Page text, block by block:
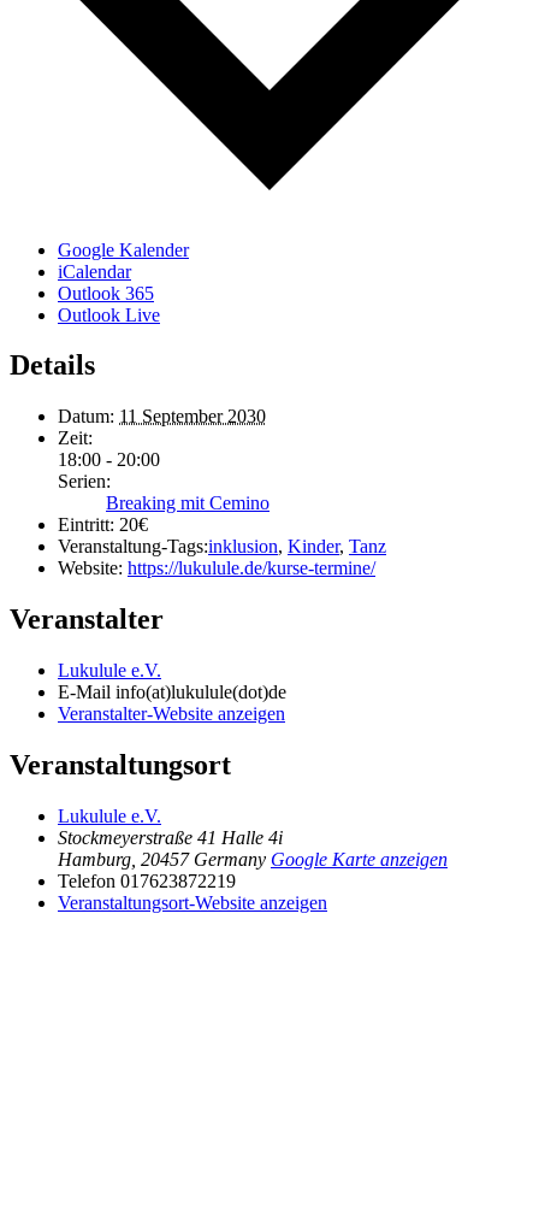
Google Kalender
iCalendar
Outlook 365
Outlook Live
Details
Datum: 11 September 2030
Zeit:
18:00 - 20:00
Serien:
Breaking mit Cemino
Eintritt: 20€
Veranstaltung-Tags:inklusion, Kinder, Tanz
Website: https://lukulule.de/kurse-termine/
Veranstalter
Lukulule e.V.
E-Mail info(at)lukulule(dot)de
Veranstalter-Website anzeigen
Veranstaltungsort
Lukulule e.V.
Stockmeyerstraße 41 Halle 4i
Hamburg 20457 Germany Google Karte anzeigen
Telefon 017623872219
Veranstaltungsort-Website anzeigen